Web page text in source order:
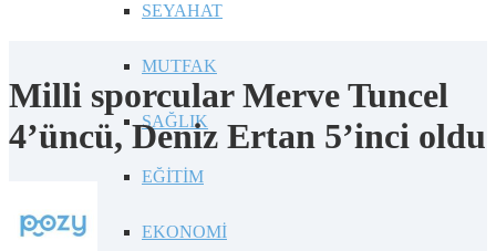
SEYAHAT
MUTFAK
SAĞLIK
EĞİTİM
EKONOMİ
Milli sporcular Merve Tuncel
4’üncü, Deniz Ertan 5’inci oldu